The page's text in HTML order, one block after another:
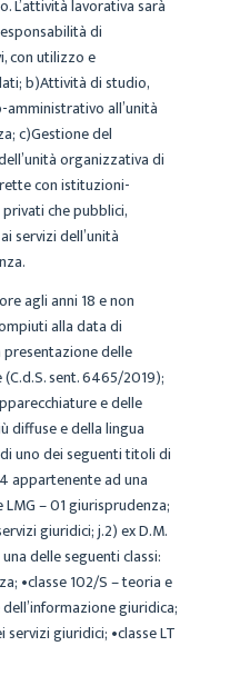
L’attività lavorativa sarà
di
con utilizzo e
b)Attività di studio,
all’unità
c)Gestione del
organizzativa di
con istituzioni-
che pubblici,
servizi dell’unità
agli anni 18 e non
alla data di
delle
sent. 6465/2019);
e delle
diffuse e della lingua
uno dei seguenti titoli di
appartenente ad una
– 01 giurisprudenza;
giuridici; j.2) ex D.M.
delle seguenti classi:
•classe 102/S – teoria e
giuridica;
servizi giuridici; •classe LT